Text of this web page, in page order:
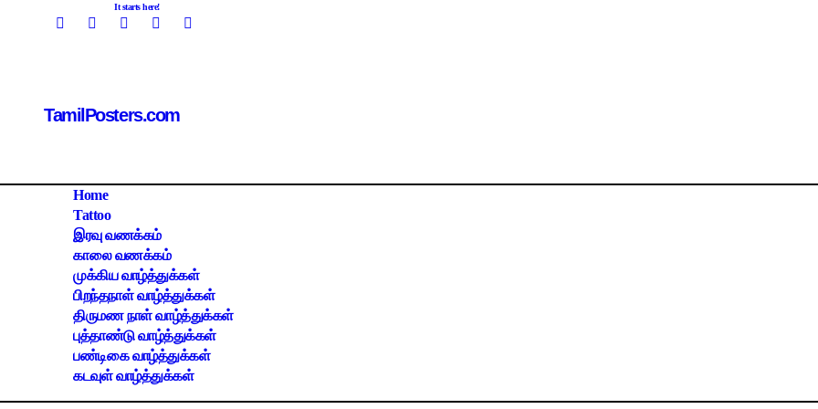
TamilPosters.com
Home
It starts here!
Tattoo
இரவு வணக்கம்
காலை வணக்கம்
முக்கிய வாழ்த்துக்கள்
பிறந்தநாள் வாழ்த்துக்கள்
திருமண நாள் வாழ்த்துக்கள்
புத்தாண்டு வாழ்த்துக்கள்
பண்டிகை வாழ்த்துக்கள்
கடவுள் வாழ்த்துக்கள்